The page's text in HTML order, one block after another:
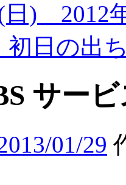
日) 2012
初日の出
サー
01/29